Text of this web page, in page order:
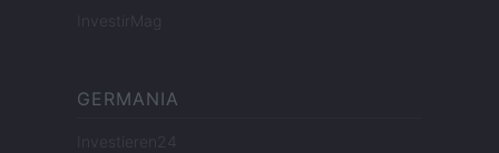
InvestirMag
GERMANIA
Investieren24